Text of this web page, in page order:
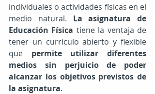
individuales o actividades físicas en el
medio natural. La asignatura de
Educación Física tiene la ventaja de
tener un currículo abierto y flexible
que permite utilizar diferentes
medios sin perjuicio de poder
alcanzar los objetivos previstos de
la asignatura.